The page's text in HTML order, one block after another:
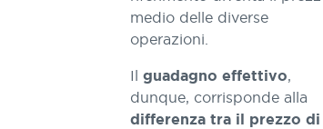
medio delle diverse
operazioni.
Il guadagno effettivo,
dunque, corrisponde alla
differenza tra il prezzo di